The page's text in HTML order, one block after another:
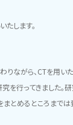
たします。
ながら、CTを用い
を行ってきました。
とめるところまでは